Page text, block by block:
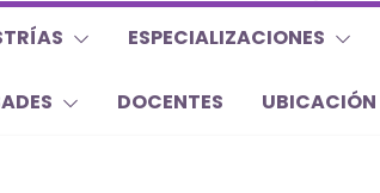
ESPECIALIZACIONES
DOCENTES UBICACIÓN